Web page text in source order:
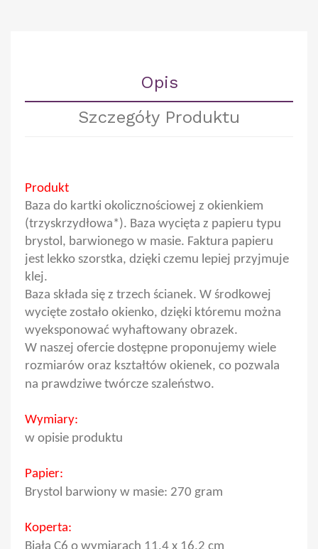
Opis
Szczegóły Produktu
Produkt
Baza do kartki okolicznościowej z okienkiem
(trzyskrzydłowa*). Baza wycięta z papieru typu
brystol, barwionego w masie. Faktura papieru
jest lekko szorstka, dzięki czemu lepiej przyjmuje
klej.
Baza składa się z trzech ścianek. W środkowej
wycięte zostało okienko, dzięki któremu można
wyeksponować wyhaftowany obrazek.
W naszej ofercie dostępne proponujemy wiele
rozmiarów oraz kształtów okienek, co pozwala
na prawdziwe twórcze szaleństwo.
Wymiary:
w opisie produktu
Papier:
Brystol barwiony w masie: 270 gram
Koperta: